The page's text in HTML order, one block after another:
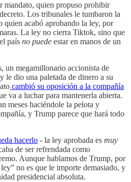
mandato, quien propuso prohibir
Los tribunales le tumbaron la
quien acabó aprobando la ley, por
La ley no cierra Tiktok, sino que
país no puede estar en manos de un
un megamillonario accionista de
le dio una paletada de dinero a su
cambió su oposición a la compañía
va a luchar para mantenerla abierta.
meses haciéndole la pelota y
y Trump parece que hará todo
hacerlo - la ley aprobada es muy
de ser refrendada como
Aunque hablamos de Trump, por
no es que le importe demasiado, y
presidencial absoluta.